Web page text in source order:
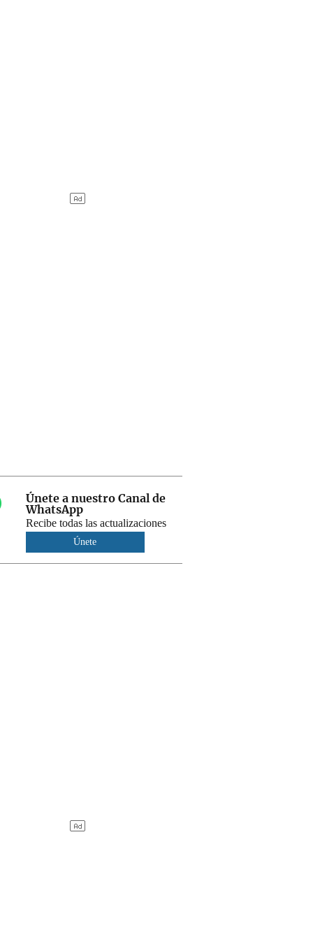
Únete a nuestro Canal de
WhatsApp
Recibe todas las actualizaciones
Únete